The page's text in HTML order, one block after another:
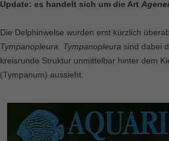
Update: es handelt sich um die Art
Die Delphinwelse wurden erst kürzlich
Tympanopleura. Tympanopleura sind dabei
kreisrunde Struktur unmittelbar hinter dem
(Tympanum) aussieht.